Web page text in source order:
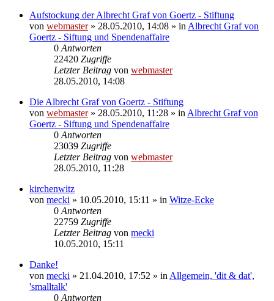
Aufstockung der Albrecht Graf von Goertz - Stiftung
von webmaster» 28.05.2010, 14:08 » in Albrecht Graf von
Goertz - Siftung und Spendenaffaire
0 Antworten
22420 Zugriffe
Letzter Beitrag von webmaster
28.05.2010, 14:08
Die Albrecht Graf von Goertz - Stiftung
von webmaster» 28.05.2010, 11:28 » in Albrecht Graf von
Goertz - Siftung und Spendenaffaire
0 Antworten
23039 Zugriffe
Letzter Beitrag von webmaster
28.05.2010, 11:28
kirchenwitz
von mecki » 10.05.2010, 15:11 » in Witze-Ecke
0 Antworten
22759 Zugriffe
Letzter Beitrag von mecki
10.05.2010, 15:11
Danke!
von mecki » 21.04.2010, 17:52 » in Allgemein, 'dit & dat',
'smalltalk'
0 Antworten